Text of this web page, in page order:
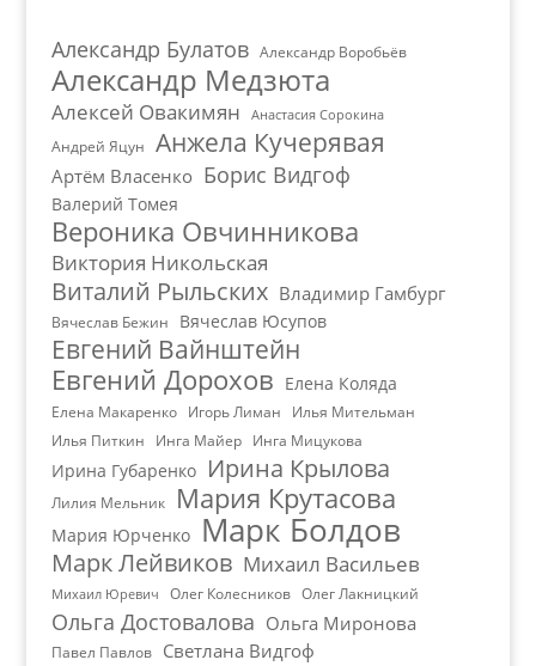
Александр Булатов Александр Воробьёв
Александр Медзюта
Алексей Овакимян Анастасия Сорокина
Андрей Яцун Анжела Кучерявая
Артём Власенко Борис Видгоф
Валерий Томея
Вероника Овчинникова
Виктория Никольская
Виталий Рыльских Владимир Гамбург
Вячеслав Бежин Вячеслав Юсупов
Евгений Вайнштейн
Евгений Дорохов Елена Коляда
Елена Макаренко Игорь Лиман
Илья Мительман
Илья Питкин
Инга Майер Инга Мицукова
Ирина Губаренко Ирина Крылова
Лилия Мельник Мария Крутасова
Мария Юрченко Марк Болдов
Марк Лейвиков Михаил Васильев
Михаил Юревич Олег Колесников Олег Лакницкий
Ольга Достовалова Ольга Миронова
Павел Павлов Светлана Видгоф